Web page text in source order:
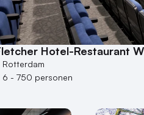
Hotel-Restaurant
Rotterdam
6 - 750 personen